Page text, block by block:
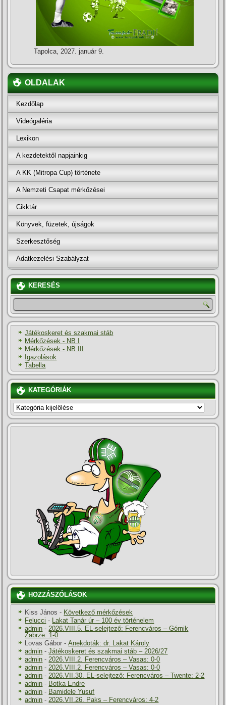
Tapolca, 2027. január 9.
OLDALAK
Kezdőlap
Videógaléria
Lexikon
A kezdetektől napjainkig
A KK (Mitropa Cup) története
A Nemzeti Csapat mérkőzései
Cikktár
Könyvek, füzetek, újságok
Szerkesztőség
Adatkezelési Szabályzat
KERESÉS
Játékoskeret és szakmai stáb
Mérkőzések - NB I
Mérkőzések - NB III
Igazolások
Tabella
KATEGÓRIÁK
KATEGÓRIÁK
HOZZÁSZÓLÁSOK
Kiss János - Következő mérkőzések
Felucci - Lakat Tanár úr – 100 év történelem
admin -2026.VIII.5. EL-selejtező: Ferencváros – Górnik
Zabrze: 1-0
Lovas Gábor -Anekdoták: dr. Lakat Károly
admin -Játékoskeret és szakmai stáb – 2026/27
admin -2026.VIII.2. Ferencváros – Vasas: 0-0
admin -2026.VIII.2. Ferencváros – Vasas: 0-0
admin -2026.VII.30. EL-selejtező: Ferencváros – Twente: 2-2
admin - Botka Endre
admin - Bamidele Yusuf
admin -2026.VII.26. Paks – Ferencváros: 4-2